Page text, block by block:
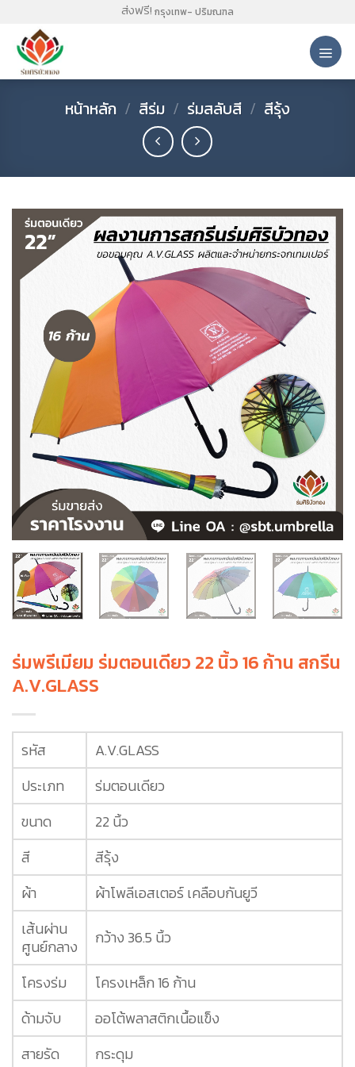
content
ส่งฟรี! กรุงเทพ- ปริมณฑล
หน้าหลัก / สีร่ม / ร่มสลับสี / สีรุ้ง
ร่มพรีเมียม ร่มตอนเดียว 22 นิ้ว 16 ก้าน สกรีน
A.V.GLASS
รหัส
A.V.GLASS
ประเภท
ร่มตอนเดียว
ขนาด
22 นิ้ว
สี
สีรุ้ง
ผ้า
ผ้าโพลีเอสเตอร์ เคลือบกันยูวี
เส้นผ่าน
ศูนย์กลาง
กว้าง 36.5 นิ้ว
โครงร่ม
โครงเหล็ก 16 ก้าน
ด้ามจับ
ออโต้พลาสติกเนื้อแข็ง
สายรัด
กระดุม